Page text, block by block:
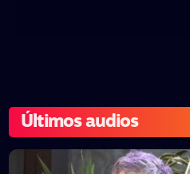
Últimos audios